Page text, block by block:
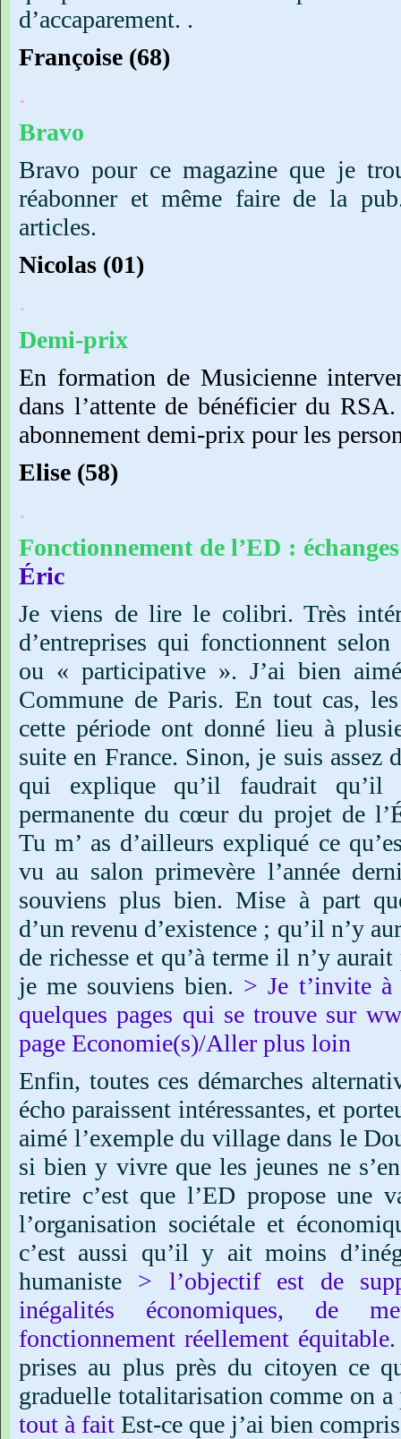
d’accaparement. .
Françoise (68)
.
Bravo
Bravo pour ce magazine que je
réabonner et même faire de la
articles.
Nicolas (01)
.
Demi-prix
En formation de Musicienne
dans l’attente de bénéficier du RSA.
abonnement demi-prix pour les
Elise (58)
.
Fonctionnement de l’ED : échanges
Éric
Je viens de lire le colibri. Très
d’entreprises qui fonctionnent selon
ou « participative ». J’ai bien aimé
Commune de Paris. En tout cas, les
cette période ont donné lieu à
suite en France. Sinon, je suis assez
qui
explique qu’il faudrait
qu’il
permanente du cœur du projet de
Tu m’ as d’ailleurs expliqué ce
vu au salon primevère l’année
souviens plus bien. Mise à part
d’un revenu d’existence ; qu’il n’y
de richesse et qu’à terme il n’y aurait
je me souviens bien. > Je t’invite à
quelques pages qui se trouve sur
page Economie(s)/Aller plus loin
Enfin, toutes ces démarches
écho paraissent intéressantes, et
aimé l’exemple du village dans le
si bien y vivre que les jeunes ne s’en
retire c’est que l’ED propose une
l’organisation sociétale et
c’est aussi qu’il y ait moins
humaniste
> l’objectif est de
inégalités
économiques, de
fonctionnement réellement équitable.
prises au plus près du citoyen ce
graduelle totalitarisation comme on a
tout à fait Est-ce que j’ai bien compris